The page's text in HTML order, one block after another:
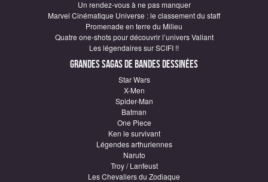
Un rendez-vous à ne pas manquer
Marvel Cinématique Universe : le classement du staff
Promenade en terre du Milieu
Quatre one-shots pour découvrir l’univers Valiant
Les légendaires sur SCIFI !!
Grandes sagas de Bandes Dessinées
Star Wars
X-Men
Spider-Man
Batman
One Piece
Ken le survivant
Légendes arthuriennes
Naruto
Troy / Lanfeust
Les Chevaliers du Zodiaque